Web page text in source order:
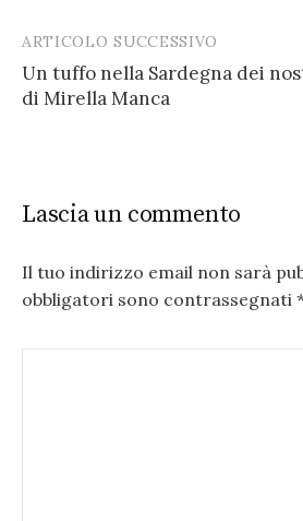
ARTICOLO SUCCESSIVO
Un tuffo nella Sardegna dei
di Mirella Manca
Lascia un commento
Il tuo indirizzo email non sarà
obbligatori sono contrassegnati